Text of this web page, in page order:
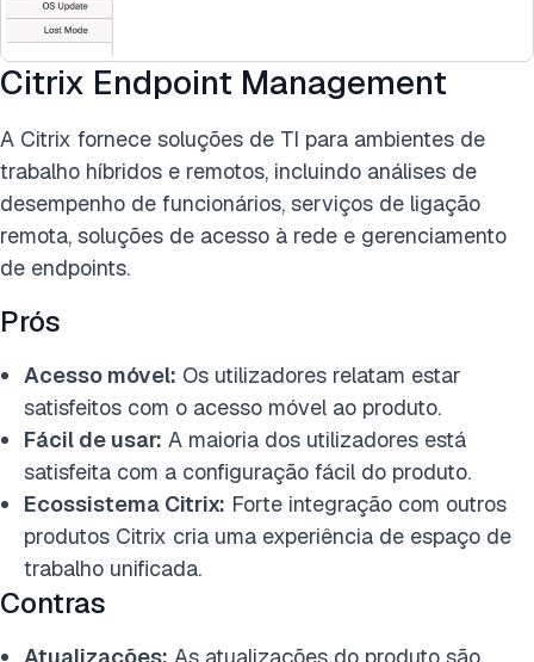
Citrix Endpoint Management
A Citrix fornece soluções de TI para ambientes de
trabalho híbridos e remotos, incluindo análises de
desempenho de funcionários, serviços de ligação
remota, soluções de acesso à rede e gerenciamento
de endpoints.
Prós
Acesso móvel: Os utilizadores relatam estar
satisfeitos com o acesso móvel ao produto.
Fácil de usar: A maioria dos utilizadores está
satisfeita com a configuração fácil do produto.
Ecossistema Citrix: Forte integração com outros
produtos Citrix cria uma experiência de espaço de
trabalho unificada.
Contras